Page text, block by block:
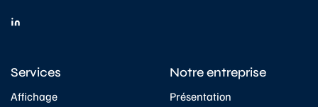
Services
Affichage
Notre entreprise
Présentation